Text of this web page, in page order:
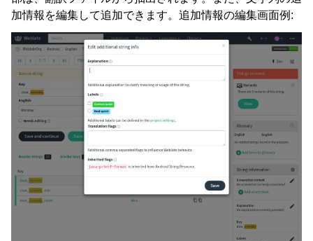
加情報を編集して追加できます。追加情報の編集画面例: